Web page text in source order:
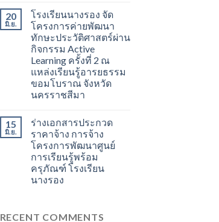
20
มิ.ย.
โรงเรียนนางรอง จัด
โครงการค่ายพัฒนา
ทักษะประวัติศาสตร์ผ่าน
กิจกรรม Active
Learning ครั้งที่ 2 ณ
แหล่งเรียนรู้อารยธรรม
ขอมโบราณ จังหวัด
นครราชสีมา
15
มิ.ย.
ร่างเอกสารประกวด
ราคาจ้าง การจ้าง
โครงการพัฒนาศูนย์
การเรียนรู้พร้อม
ครุภัณฑ์ โรงเรียน
นางรอง
RECENT COMMENTS